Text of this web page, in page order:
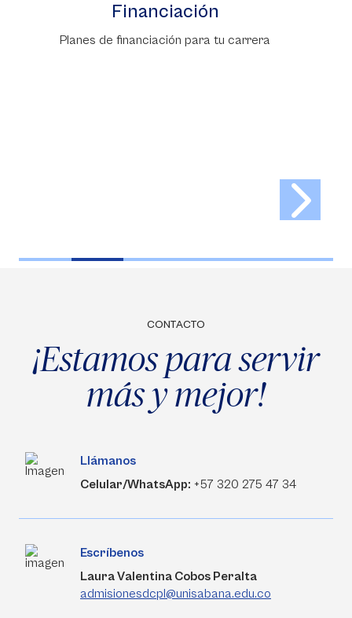
Admisiones
Inscripciones para nuestras carreras
CONTACTO
¡Estamos para servir
más y mejor!
Llámanos
Celular/WhatsApp: +57 320 275 47 34
Escríbenos
Laura Valentina Cobos Peralta
admisionesdcpl@unisabana.edu.co